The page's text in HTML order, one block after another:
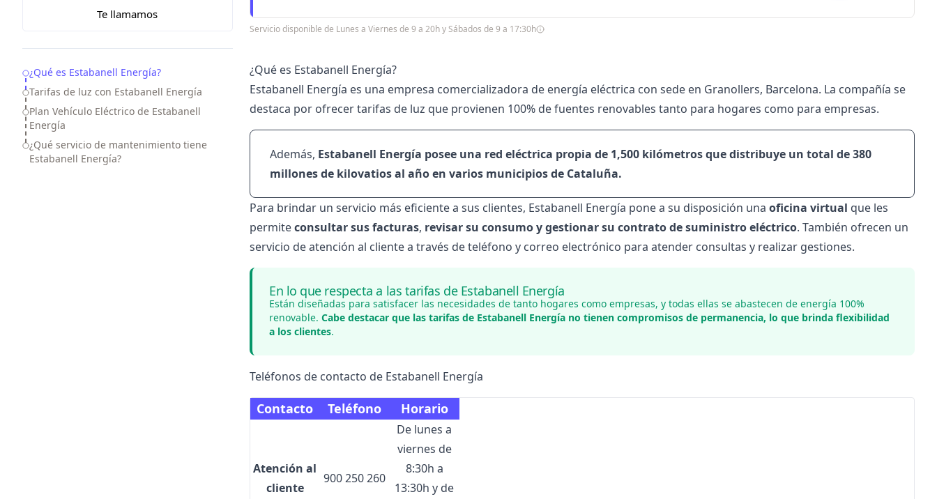
Te llamamos
Table of Contents
¿Qué es Estabanell Energía?
Tarifas de luz con Estabanell Energía
Plan Vehículo Eléctrico de Estabanell
Energía
¿Qué servicio de mantenimiento tiene
Estabanell Energía?
Servicio disponible de Lunes a Viernes de 9 a 20h y Sábados de 9 a 17:30h
¿Qué es Estabanell Energía?
Estabanell Energía es una empresa comercializadora de energía eléctrica con sede en Granollers, Barcelona. La compañía se
destaca por ofrecer tarifas de luz que provienen 100% de fuentes renovables tanto para hogares como para empresas.
Además, Estabanell Energía posee una red eléctrica propia de 1,500 kilómetros que distribuye un total de 380
millones de kilovatios al año en varios municipios de Cataluña.
Para brindar un servicio más eficiente a sus clientes, Estabanell Energía pone a su disposición una oficina virtual que les
permiteconsultar sus facturas, revisar su consumo y gestionar su contrato de suministro eléctrico. También ofrecen un
servicio de atención al cliente a través de teléfono y correo electrónico para atender consultas y realizar gestiones.
En lo que respecta a las tarifas de Estabanell Energía
Están diseñadas para satisfacer las necesidades de tanto hogares como empresas, y todas ellas se abastecen de energía 100%
renovable. Cabe destacar que las tarifas de Estabanell Energía no tienen compromisos de permanencia, lo que brinda flexibilidad
a los clientes.
Teléfonos de contacto de Estabanell Energía
Contacto Teléfono Horario
Atención al
cliente
900 250 260
De lunes a
viernes de
8:30h a
13:30h y de